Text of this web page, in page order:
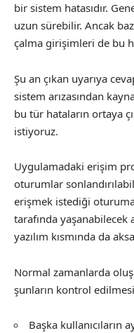
bir sistem hatasıdır.
uzun sürebilir. Ancak
çalma girişimleri de bu
Şu an çıkan uyarıya
sistem arızasından
bu tür hataların ortaya
istiyoruz.
Uygulamadaki erişim
oturumlar
erişmek istediği
tarafında yaşanabilecek
yazılım kısmında da
Normal zamanlarda
şunların kontrol
Başka kullanıcıların